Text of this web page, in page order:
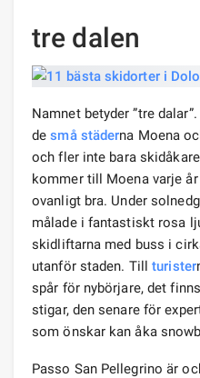
tre dalen
Namnet betyder ”tre
desmå städerna Moena
och fler inte bara
kommer till Moena varje
ovanligt bra. Under
målade i fantastiskt rosa
skidliftarna med buss i
utanför staden. Tillturister
spår för nybörjare, det
stigar, den senare för
som önskar kan åka
Passo San Pellegrino är